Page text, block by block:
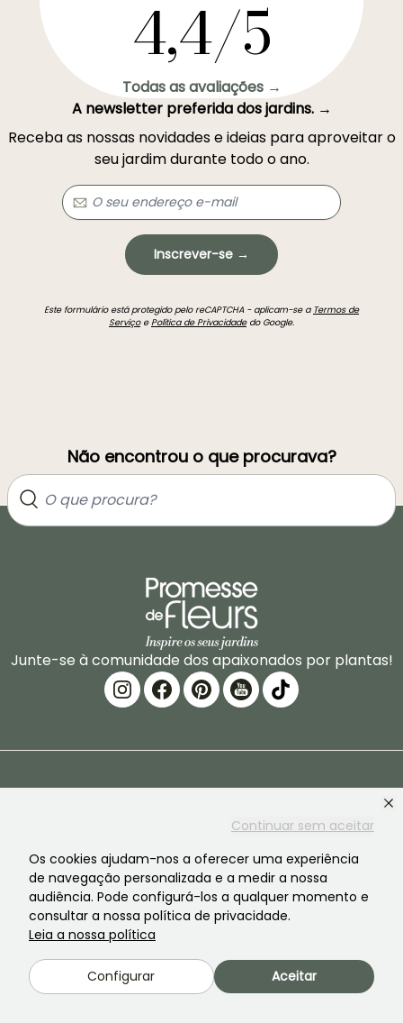
Continuar sem aceitar
Os cookies ajudam-nos a oferecer uma experiência
de navegação personalizada e a medir a nossa
audiência. Pode configurá-los a qualquer momento e
consultar a nossa política de privacidade.
Leia a nossa política
Configurar Aceitar
4,4/5
Todas as avaliações →
A newsletter preferida dos jardins. →
Receba as nossas novidades e ideias para aproveitar o
seu jardim durante todo o ano.
Inscrever-se →
Este formulário está protegido pelo reCAPTCHA - aplicam-se a Termos de
ServiçoePolítica de Privacidadedo Google.
Não encontrou o que procurava?
Junte-se à comunidade dos apaixonados por plantas!
A nossa historia
As nossas plantas
Os nossos compromissos
Os nossos valores
Preparacao de
encomendas
Entregas
Garantia das plantas
Pagamento seguro
Plantfit